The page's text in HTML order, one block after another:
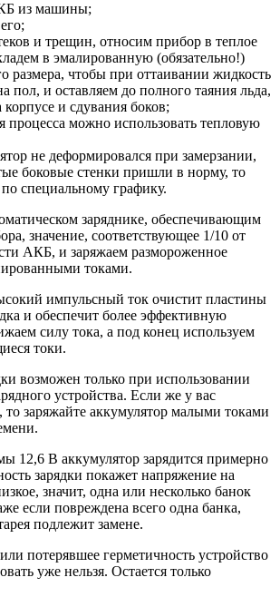
из машины;
и трещин, относим прибор в теплое
в эмалированную (обязательно!)
размера, чтобы при оттаивании жидкость
пол, и оставляем до полного таяния льда,
корпусе и сдувания боков;
процесса можно использовать тепловую
не деформировался при замерзании,
боковые стенки пришли в норму, то
специальному графику.
заряднике, обеспечивающим
значение, соответствующее 1/10 от
АКБ, и заряжаем размороженное
токами.
импульсный ток очистит пластины
и обеспечит более эффективную
силу тока, а под конец используем
токи.
возможен только при использовании
устройства. Если же у вас
заряжайте аккумулятор малыми токами
12,6 В аккумулятор зарядится примерно
зарядки покажет напряжение на
значит, одна или несколько банок
если повреждена всего одна банка,
подлежит замене.
потерявшее герметичность устройство
уже нельзя. Остается только